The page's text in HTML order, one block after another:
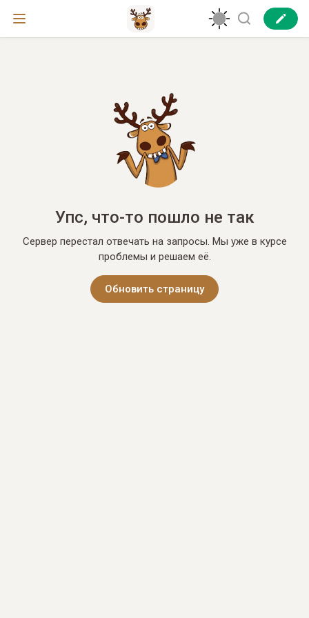
Упс, что-то пошло не так
Сервер перестал отвечать на запросы. Мы уже в курсе
проблемы и решаем её.
Обновить страницу